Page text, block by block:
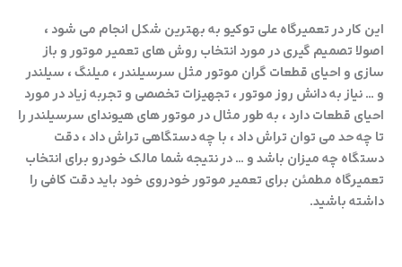
این کار در تعمیرگاه علی توکیو به بهترین شکل انجام می شود ،
اصولا تصمیم گیری در مورد انتخاب روش های تعمیر موتور و باز
سازی و احیای قطعات گران موتور مثل سرسیلندر ، میلنگ ، سیلندر
و … نیاز به دانش روز موتور ، تجهیزات تخصصی و تجربه زیاد در مورد
احیای قطعات دارد ، به طور مثال در موتور های هیوندای سرسیلندر را
تا چه حد می توان تراش داد ، با چه دستگاهی تراش داد ، دقت
دستگاه چه میزان باشد و … در نتیجه شما مالک خودرو برای انتخاب
تعمیرگاه مطمئن برای تعمیر موتور خودروی خود باید دقت کافی را
داشته باشید.
درخواست